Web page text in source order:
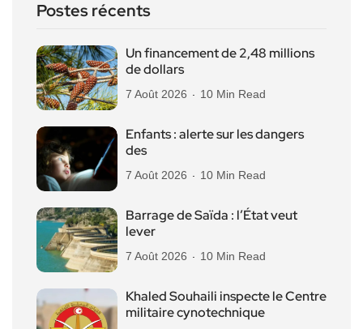
Postes récents
Un financement de 2,48 millions
de dollars
7 Août 2026 10 Min Read
Enfants : alerte sur les dangers
des
7 Août 2026 10 Min Read
Barrage de Saïda : l’État veut
lever
7 Août 2026 10 Min Read
Khaled Souhaili inspecte le Centre
militaire cynotechnique